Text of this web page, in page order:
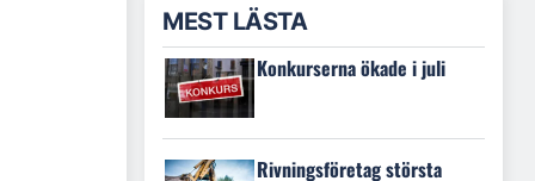
MEST LÄSTA
Konkurserna ökade i juli
Rivningsföretag största